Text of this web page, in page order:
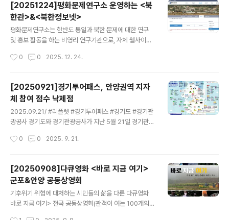
에서 매년 공표하는 ‘지역안전지수’는 ｢재난 및 안전관리
기본법｣에 따라 2015년부터 지역별 안전수준과 안전의식
을 객관적으로 진단·분석해 매년 공표하는 지표로, 6개분
야 통계를 활용해 자치단체별 안전수준을 계량화한 후 1∼
서 상대적으로 안전하다는 뜻을 의미한다. 행정안전부가
[20251224]평화문제연구소 운영하는 <북
한관>&<북한정보넷>
평화문제연구소는 한반도 통일과 북한 문제에 대한 연구
및 홍보 활동을 하는 비영리 연구기관으로, 자체 웹사이트
련 다양한 정보와 자료를 제공한다. 보다 자세한 정보나 특
방문하거나, 02-358-0612로 전화 문의할 수 있다. 평화
문제연구소 북한관(https://ipa.re.kr) 북한지역정보넷(c
ybernk.net)은 북한 전역의 행정구역, 자연지리, 인문정
보 등을 체계적으로 정리하여 제공하는 국내 최대 규모의
북한 정보 전문 포털 웹사이트로 북한 지역에 대한 객관적
보하고, 국민들에게 균형 잡힌 북한 정보를 제공하는 데 목
0 0 2025. 12. 24.
[20250921]경기투어패스, 안양권역 지자
체 참여 점수 낙제점
2025.09.21/ #리플렛 #경기투어패스 #경기도 #경기관
광공사 경기도와 경기관광공사가 지난 5월 21일 경기관광
경기도 주요 관광지·체험·카페를 하나로 묶은 디지털 자유
점을 무제한 이용할 수 있기에 하나의 티켓으로 여러 명소
를 즐길 수 있어 경제적이며 가족 여행객과 MZ세대 등에
게 매력적인 스마트 여행 수단으로 알려졌다. 경기투어패
스는 ▲24시간권(1만9900원) ▲48시간권(2만5900
원) ▲72시간권(3만5900원) 등이 있으며, 구매후 도내
0 0 2025. 9. 21.
[20250908]다큐영화 <바로 지금 여기>
군포&안양 공동상영회
기후위기 위협에 대처하는 시민들의 삶을 다룬 다큐영화
바로 지금 여기> 전국 공동상영회(관객이 여는 100개의